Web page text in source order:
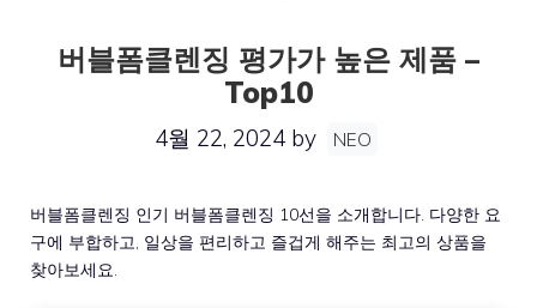
버블폼클렌징 평가가 높은 제품 –
Top10
4월 22, 2024 by NEO
버블폼클렌징 인기 버블폼클렌징 10선을 소개합니다. 다양한 요
구에 부합하고, 일상을 편리하고 즐겁게 해주는 최고의 상품을
찾아보세요.